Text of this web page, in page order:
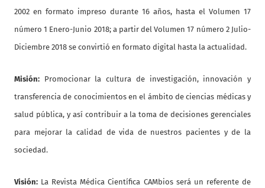
2002 en formato impreso durante 16 años, hasta el Volumen 17
número 1 Enero-Junio 2018; a partir del Volumen 17 número 2 Julio-
Diciembre 2018 se convirtió en formato digital hasta la actualidad.
Misión: Promocionar la cultura de investigación, innovación y
transferencia de conocimientos en el ámbito de ciencias médicas y
salud pública, y así contribuir a la toma de decisiones gerenciales
para mejorar la calidad de vida de nuestros pacientes y de la
sociedad.
Visión: La Revista Médica Científica CAMbios será un referente de